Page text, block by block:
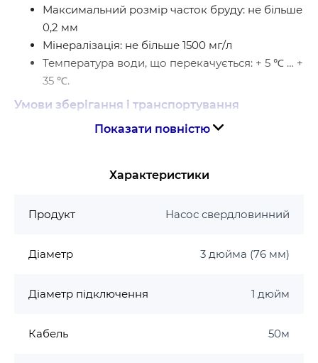
Максимальний розмір часток бруду: не більше
0,2 мм
Мінералізація: не більше 1500 мг/л
Температура води, що перекачується: + 5 ℃ … +
35 ℃.
Умови зберігання і транспортування
Вологість навколишнього повітря: <90%
при обертанні створює розрідження, відкидаючи
спрямовується новий потік води, виштовхуючи
наступне робоче колесо отримує потік під тиском
Показати повністю
Характеристики
Продукт Насос свердловинний
Діаметр 3 дюйма (76 мм)
Діаметр підключення 1 дюйм
Кабель 50м